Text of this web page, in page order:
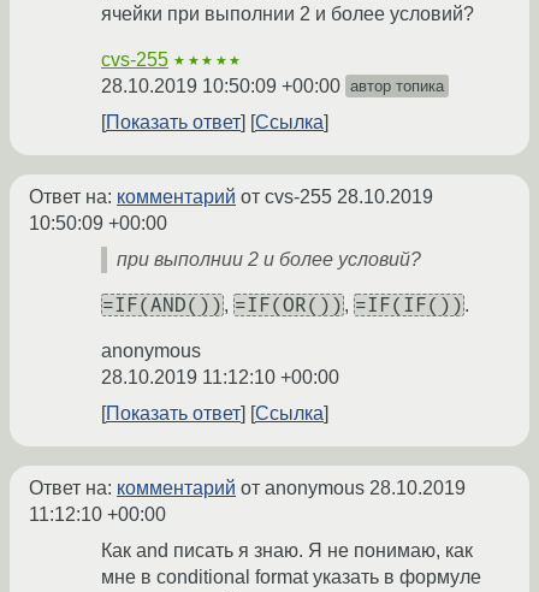
ячейки при выполнии 2 и более условий?
cvs-255 ★★★★★
28.10.2019 10:50:09 +00:00 автор топика
Показать ответ Ссылка
Ответ на: комментарий от cvs-255 28.10.2019
10:50:09 +00:00
при выполнии 2 и более условий?
=IF(AND()) , =IF(OR()) , =IF(IF()) .
anonymous
28.10.2019 11:12:10 +00:00
Показать ответ
Ссылка
Ответ на: комментарий от anonymous 28.10.2019
11:12:10 +00:00
Как and писать я знаю. Я не понимаю, как
мне в conditional format указать в формуле